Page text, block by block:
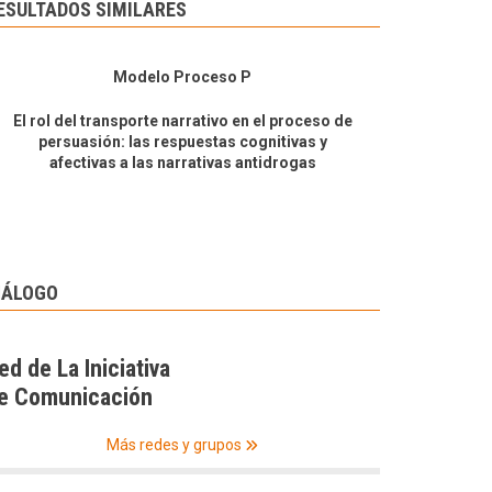
SIMILARES
Modelo Proceso P
El rol del transporte narrativo en el proceso de
persuasión: las respuestas cognitivas y
afectivas a las narrativas antidrogas
de La Iniciativa
Comunicación
Más redes y grupos